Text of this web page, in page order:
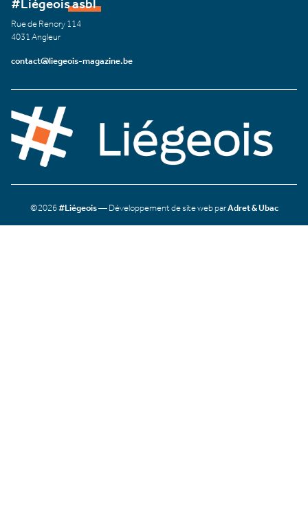
#Liégeois asbl
Rue de Renory 114
4031 Angleur
contact@liegeois-magazine.be
©2026#Liégeois— Développement de site web parAdret & Ubac